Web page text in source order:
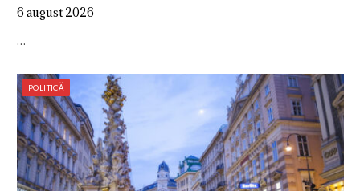
6 august 2026
…
POLITICĂ